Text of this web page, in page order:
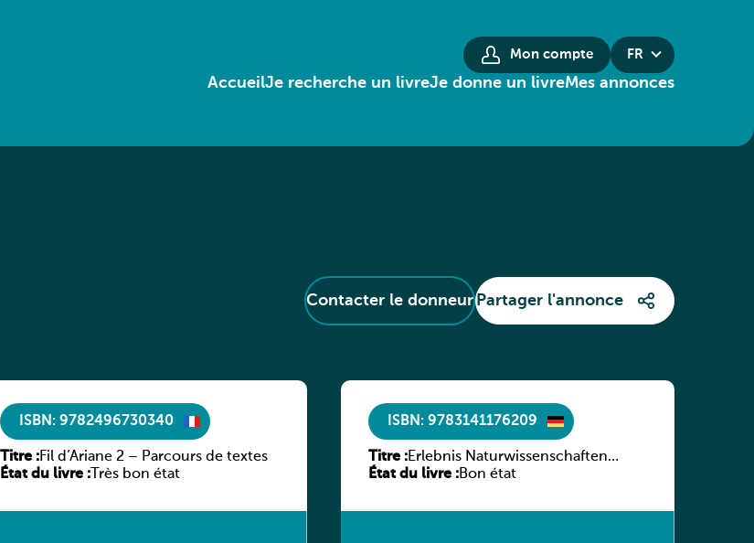
Mon compte FR
AccueilJe recherche un livreJe donne un livreMes annonces
Contacter le donneur Partager l'annonce
ISBN: 9782496730340
Titre :Fil d’Ariane 2 – Parcours de textes
État du livre : Très bon état
ISBN: 9783141176209
Titre :Erlebnis Naturwissenschaften
Luxemburg 7e/6e ESC
État du livre :Bon état